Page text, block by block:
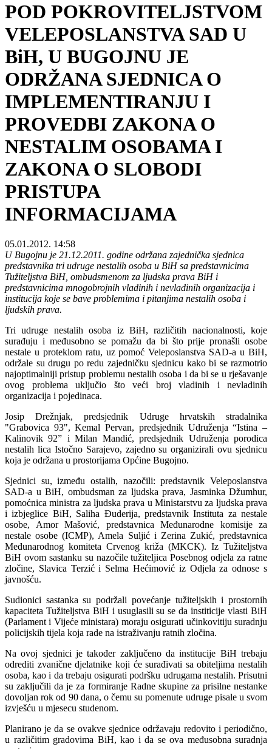
POD POKROVITELJSTVOM
VELEPOSLANSTVA SAD U
BiH, U BUGOJNU JE
ODRŽANA SJEDNICA O
IMPLEMENTIRANJU I
PROVEDBI ZAKONA O
NESTALIM OSOBAMA I
ZAKONA O SLOBODI
PRISTUPA
INFORMACIJAMA
05.01.2012. 14:58
U Bugojnu je 21.12.2011. godine održana zajednička sjednica
predstavnika tri udruge nestalih osoba u BiH sa predstavnicima
Tužiteljstva BiH, ombudsmenom za ljudska prava BiH i
predstavnicima mnogobrojnih vladinih i nevladinih organizacija i
institucija koje se bave problemima i pitanjima nestalih osoba i
ljudskih prava.
Tri udruge nestalih osoba iz BiH, različitih nacionalnosti, koje
surađuju i međusobno se pomažu da bi što prije pronašli osobe
nestale u proteklom ratu, uz pomoć Veleposlanstva SAD-a u BiH,
održale su drugu po redu zajedničku sjednicu kako bi se razmotrio
najoptimalniji pristup problemu nestalih osoba i da bi se u rješavanje
ovog problema uključio što veći broj vladinih i nevladinih
organizacija i pojedinaca.
Josip Drežnjak, predsjednik Udruge hrvatskih stradalnika
"Grabovica 93", Kemal Pervan, predsjednik Udruženja “Istina –
Kalinovik 92” i Milan Mandić, predsjednik Udruženja porodica
nestalih lica Istočno Sarajevo, zajedno su organizirali ovu sjednicu
koja je održana u prostorijama Općine Bugojno.
Sjednici su, između ostalih, nazočili: predstavnik Veleposlanstva
SAD-a u BiH, ombudsman za ljudska prava, Jasminka Džumhur,
pomoćnica ministra za ljudska prava u Ministarstvu za ljudska prava
i izbjeglice BiH, Saliha Đuderija, predstavnik Instituta za nestale
osobe, Amor Mašović, predstavnica Međunarodne komisije za
nestale osobe (ICMP), Amela Suljić i Zerina Zukić, predstavnica
Međunarodnog komiteta Crvenog križa (MKCK). Iz Tužiteljstva
BiH ovom sastanku su nazočile tužiteljica Posebnog odjela za ratne
zločine, Slavica Terzić i Selma Hećimović iz Odjela za odnose s
javnošću.
Sudionici sastanka su podržali povećanje tužiteljskih i prostornih
kapaciteta Tužiteljstva BiH i usuglasili su se da institicije vlasti BiH
(Parlament i Vijeće ministara) moraju osigurati učinkovitiju suradnju
policijskih tijela koja rade na istraživanju ratnih zločina.
Na ovoj sjednici je također zaključeno da institucije BiH trebaju
odrediti zvanične djelatnike koji će surađivati sa obiteljima nestalih
osoba, kao i da trebaju osigurati podršku udrugama nestalih. Prisutni
su zaključili da je za formiranje Radne skupine za prisilne nestanke
dovoljan rok od 90 dana, o čemu su pomenute udruge pisale u svom
izvješću u mjesecu studenom.
Planirano je da se ovakve sjednice održavaju redovito i periodično,
u različitim gradovima BiH, kao i da se ova međusobna suradnja